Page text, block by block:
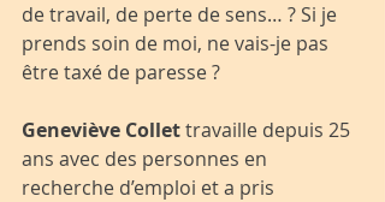
de travail, de perte de sens… ? Si je
prends soin de moi, ne vais-je pas
être taxé de paresse ?
Geneviève Collet travaille depuis 25
ans avec des personnes en
recherche d’emploi et a pris